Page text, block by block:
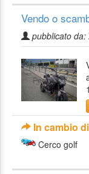
Vendo o
pubblicato da:
In cambio di
Cerco golf